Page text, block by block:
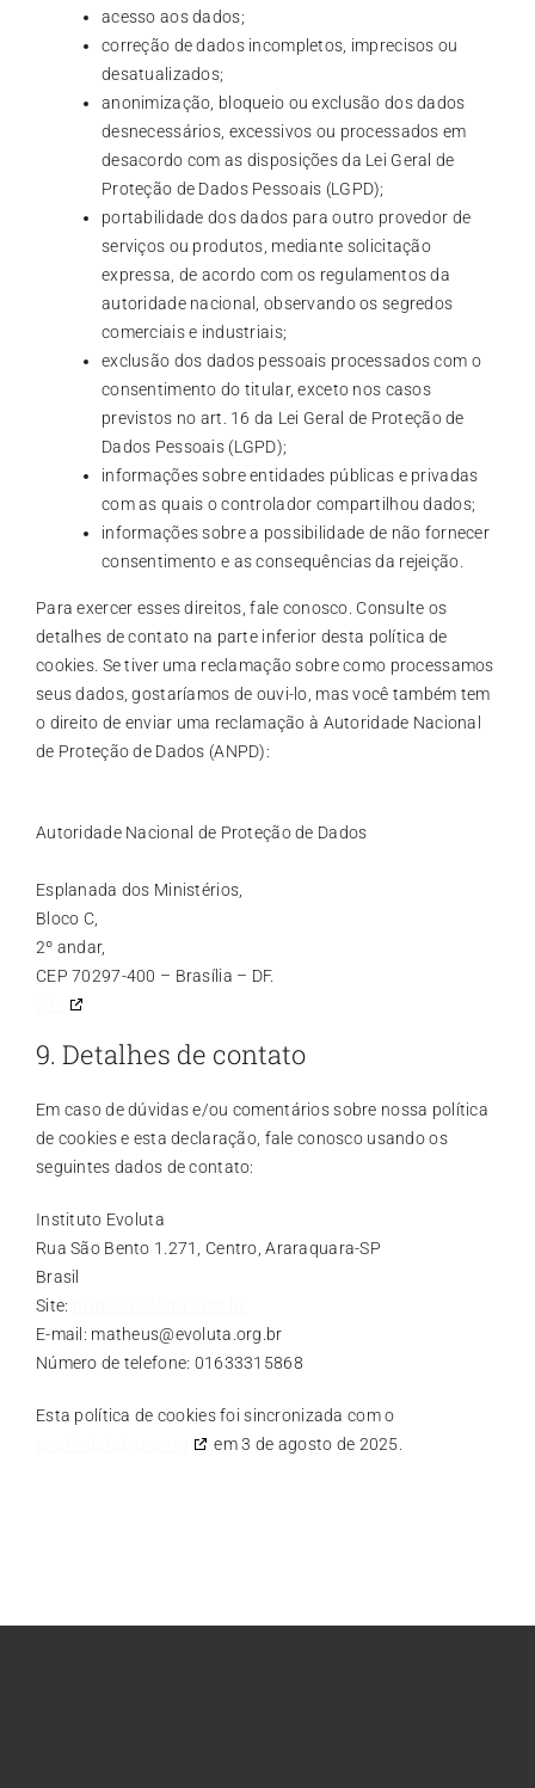
acesso aos dados;
correção de dados incompletos, imprecisos ou
desatualizados;
anonimização, bloqueio ou exclusão dos dados
desnecessários, excessivos ou processados em
desacordo com as disposições da Lei Geral de
Proteção de Dados Pessoais (LGPD);
portabilidade dos dados para outro provedor de
serviços ou produtos, mediante solicitação
expressa, de acordo com os regulamentos da
autoridade nacional, observando os segredos
comerciais e industriais;
exclusão dos dados pessoais processados com o
consentimento do titular, exceto nos casos
previstos no art. 16 da Lei Geral de Proteção de
Dados Pessoais (LGPD);
informações sobre entidades públicas e privadas
com as quais o controlador compartilhou dados;
informações sobre a possibilidade de não fornecer
consentimento e as consequências da rejeição.
Para exercer esses direitos, fale conosco. Consulte os
detalhes de contato na parte inferior desta política de
cookies. Se tiver uma reclamação sobre como processamos
seus dados, gostaríamos de ouvi-lo, mas você também tem
o direito de enviar uma reclamação à Autoridade Nacional
de Proteção de Dados (ANPD):
Autoridade Nacional de Proteção de Dados
Esplanada dos Ministérios,
Bloco C,
2º andar,
CEP 70297-400 – Brasília – DF.
9. Detalhes de contato
Em caso de dúvidas e/ou comentários sobre nossa política
de cookies e esta declaração, fale conosco usando os
seguintes dados de contato:
Instituto Evoluta
Rua São Bento 1.271, Centro, Araraquara-SP
Brasil
Site:
E-mail: matheus@evoluta.org.br
Número de telefone: 01633315868
Esta política de cookies foi sincronizada com o
em 3 de agosto de 2025.